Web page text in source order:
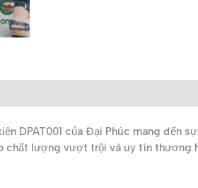
DPAT001 của Đại Phúc mang đến
chất lượng vượt trội và uy tín thương